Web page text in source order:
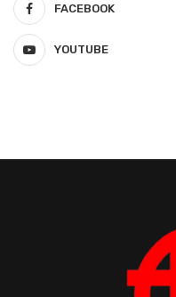
FACEBOOK
YOUTUBE